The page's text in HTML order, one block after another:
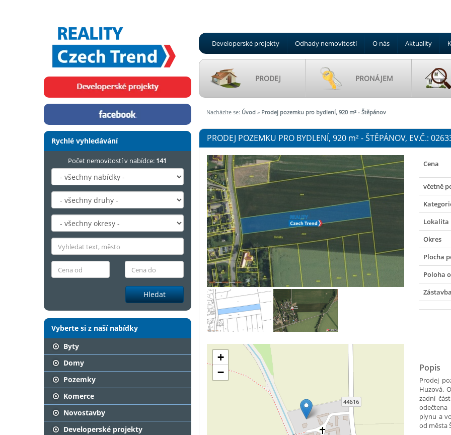
Developerské projekty Odhady nemovitostí O nás Aktuality
PRODEJ PRONÁJEM
Rychlé vyhledávání
Počet nemovitostí v nabídce: 141
Hledat
Vyberte si z naší nabídky
Byty
Domy
Pozemky
Komerce
Novostavby
Developerské projekty
Nacházíte se: Úvod » Prodej pozemku pro bydlení, 920 m² - Štěpánov
PRODEJ POZEMKU PRO BYDLENÍ, 920 m²- ŠTĚPÁNOV, EV.Č.:
+
−
Cena
včetně
Lokalita
Okres
Plocha
Poloha
Zástavba
Popis
Prodej
Huzová.
zadní
odečtena
plynu a
od města